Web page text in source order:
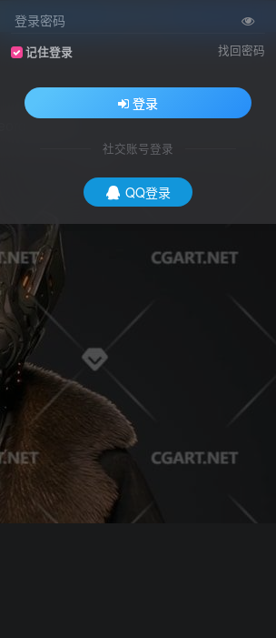
Uebler
登录密码
记住登录 找回密码
登录
社交账号登录
QQ登录